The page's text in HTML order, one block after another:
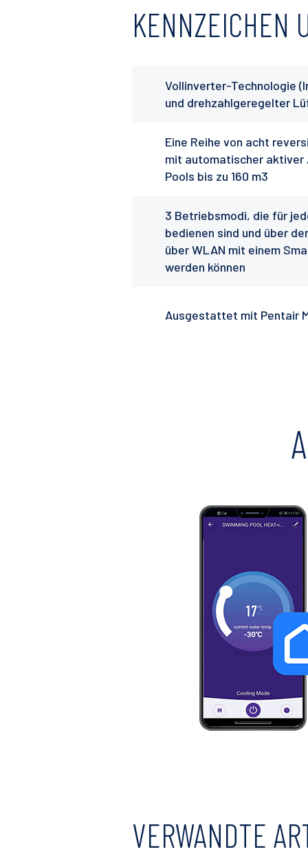
KENNZEICHEN
Vollinverter-Technologie
und drehzahlgeregelter
Eine Reihe von acht
mit automatischer
Pools bis zu 160 m3
3 Betriebsmodi, die für
bedienen sind und über
über WLAN mit einem
werden können
Ausgestattet mit Pentair
VERWANDTE